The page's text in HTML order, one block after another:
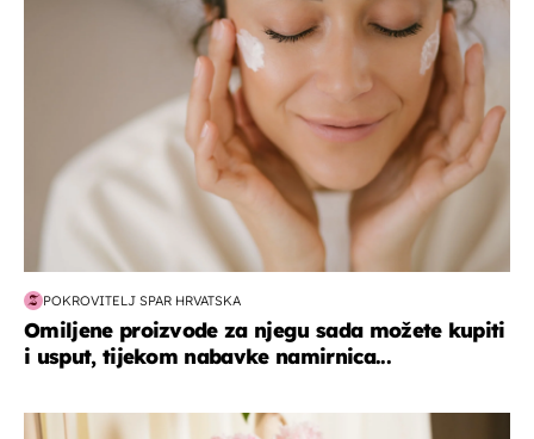
POKROVITELJ SPAR HRVATSKA
Omiljene proizvode za njegu sada možete kupiti
i usput, tijekom nabavke namirnica...
moda & ljepota